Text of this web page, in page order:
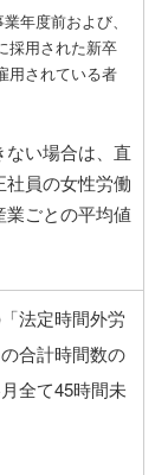
年度前および、
採用された新卒
用されている者
い場合は、直
員の女性労働
ごとの平均値
法定時間外労
合計時間数の
全て45時間未